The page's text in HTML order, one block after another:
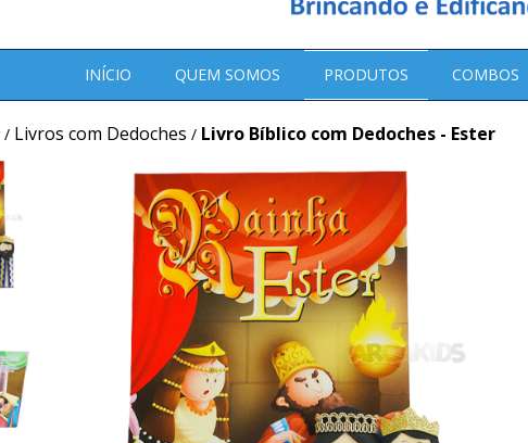
INÍCIO QUEM SOMOS PRODUTOS COMBOS
/ Livros com Dedoches / Livro Bíblico com Dedoches - Ester